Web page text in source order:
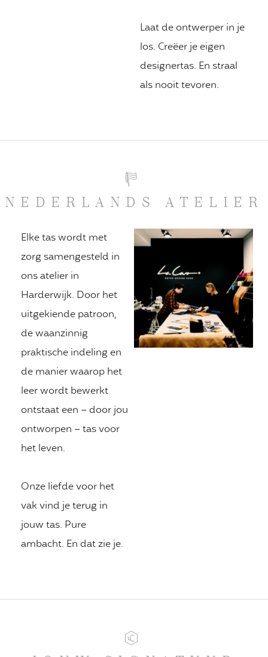
Laat de ontwerper in je
los. Creëer je eigen
designertas. En straal
als nooit tevoren.
NEDERLANDS ATELIER
Elke tas wordt met
zorg samengesteld in
ons atelier in
Harderwijk. Door het
uitgekiende patroon,
de waanzinnig
praktische indeling en
de manier waarop het
leer wordt bewerkt
ontstaat een – door jou
ontworpen – tas voor
het leven.
Onze liefde voor het
vak vind je terug in
jouw tas. Pure
ambacht. En dat zie je.